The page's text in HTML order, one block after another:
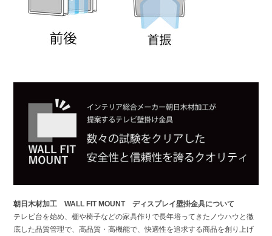
朝日木材加工 WALL FIT MOUNT ディスプレイ壁掛金具について
テレビ台を始め、棚や椅子などの家具作りで長年培ってきたノウハウと徹
底した品質管理で、高品質・高機能で、快適性を追求する商品を創り上げ